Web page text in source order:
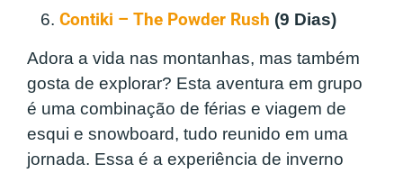
6. Contiki – The Powder Rush (9 Dias)
Adora a vida nas montanhas, mas também
gosta de explorar? Esta aventura em grupo
é uma combinação de férias e viagem de
esqui e snowboard, tudo reunido em uma
jornada. Essa é a experiência de inverno